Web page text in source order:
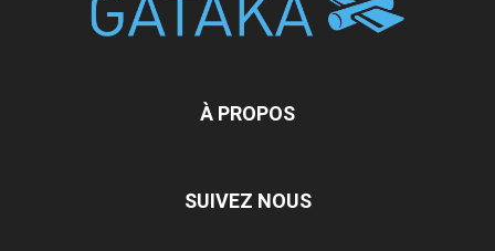
À PROPOS
SUIVEZ NOUS